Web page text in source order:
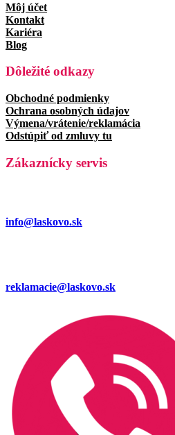
Môj účet
Kontakt
Kariéra
Blog
Dôležité odkazy
Obchodné podmienky
Ochrana osobných údajov
Výmena/vrátenie/reklamácia
Odstúpiť od zmluvy tu
Zákaznícky servis
info@laskovo.sk
reklamacie@laskovo.sk